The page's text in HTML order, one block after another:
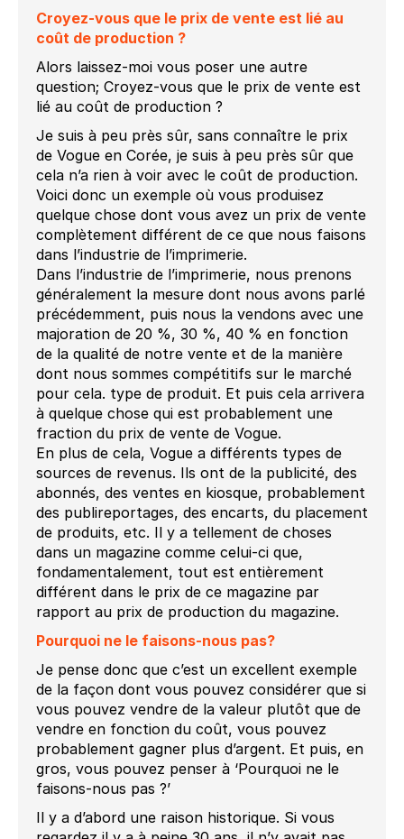
Croyez-vous que le prix de vente est lié au
coût de production ?
Alors laissez-moi vous poser une autre
question; Croyez-vous que le prix de vente est
lié au coût de production ?
Je suis à peu près sûr, sans connaître le prix
de Vogue en Corée, je suis à peu près sûr que
cela n’a rien à voir avec le coût de production.
Voici donc un exemple où vous produisez
quelque chose dont vous avez un prix de vente
complètement différent de ce que nous faisons
dans l’industrie de l’imprimerie.
Dans l’industrie de l’imprimerie, nous prenons
généralement la mesure dont nous avons parlé
précédemment, puis nous la vendons avec une
majoration de 20 %, 30 %, 40 % en fonction
de la qualité de notre vente et de la manière
dont nous sommes compétitifs sur le marché
pour cela. type de produit. Et puis cela arrivera
à quelque chose qui est probablement une
fraction du prix de vente de Vogue.
En plus de cela, Vogue a différents types de
sources de revenus. Ils ont de la publicité, des
abonnés, des ventes en kiosque, probablement
des publireportages, des encarts, du placement
de produits, etc. Il y a tellement de choses
dans un magazine comme celui-ci que,
fondamentalement, tout est entièrement
différent dans le prix de ce magazine par
rapport au prix de production du magazine.
Pourquoi ne le faisons-nous pas?
Je pense donc que c’est un excellent exemple
de la façon dont vous pouvez considérer que si
vous pouvez vendre de la valeur plutôt que de
vendre en fonction du coût, vous pouvez
probablement gagner plus d’argent. Et puis, en
gros, vous pouvez penser à ‘Pourquoi ne le
faisons-nous pas ?’
Il y a d’abord une raison historique. Si vous